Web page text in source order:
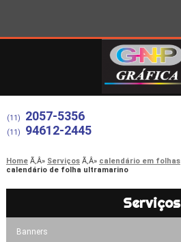
(11) 2057-5356
(11) 94612-2445
Home Serviços calendário em folhas
calendário de folha ultramarino
Serviços
Banners